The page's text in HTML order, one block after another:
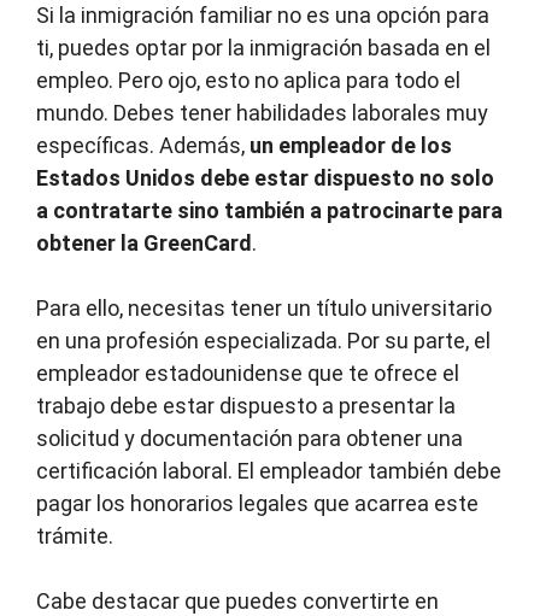
Si la inmigración familiar no es una opción para
ti, puedes optar por la inmigración basada en el
empleo. Pero ojo, esto no aplica para todo el
mundo. Debes tener habilidades laborales muy
específicas. Además, un empleador de los
Estados Unidos debe estar dispuesto no solo
a contratarte sino también a patrocinarte para
obtener la GreenCard .
Para ello, necesitas tener un título universitario
en una profesión especializada. Por su parte, el
empleador estadounidense que te ofrece el
trabajo debe estar dispuesto a presentar la
solicitud y documentación para obtener una
certificación laboral. El empleador también debe
pagar los honorarios legales que acarrea este
trámite.
Cabe destacar que puedes convertirte en